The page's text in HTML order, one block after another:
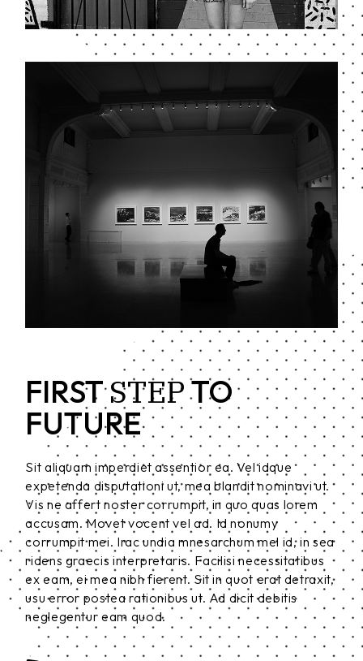
FIRSTSTEPTO
FUTURE
Sit aliquam imperdiet assentior ea. Vel idque
expetenda disputationi ut, mea blandit nominavi ut.
Vis ne affert noster corrumpit, in quo quas lorem
accusam. Movet vocent vel ad. Id nonumy
corrumpit mei. Irac undia mnesarchum mel id, in sea
ridens graecis interpretaris. Facilisi necessitatibus
ex eam, ei mea nibh fierent. Sit in quot erat detraxit,
usu error postea rationibus ut. Ad dicit debitis
neglegentur eam quod.